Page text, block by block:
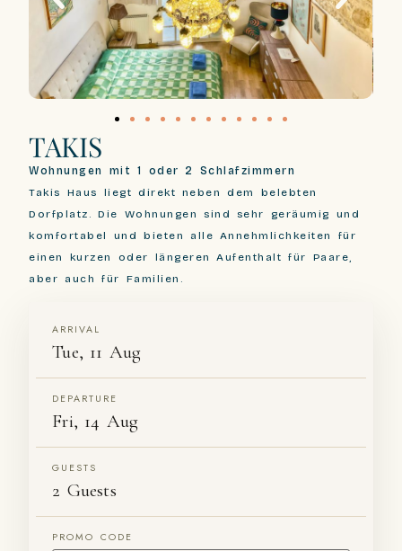
TAKIS
Wohnungen mit 1 oder 2 Schlafzimmern
Takis Haus liegt direkt neben dem belebten
Dorfplatz. Die Wohnungen sind sehr geräumig und
komfortabel und bieten alle Annehmlichkeiten für
einen kurzen oder längeren Aufenthalt für Paare,
aber auch für Familien.
ARRIVAL
Tue, 11 Aug
DEPARTURE
Fri, 14 Aug
GUESTS
2 Guests
PROMO CODE